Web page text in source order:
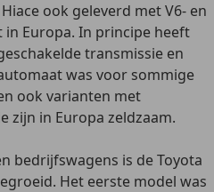
ook geleverd metV6- en
in Europa. In principe heeft
transmissie en
was voor sommige
ook varianten met
zijn in Europa zeldzaam.
bedrijfswagens is de Toyota
Het eerste model was